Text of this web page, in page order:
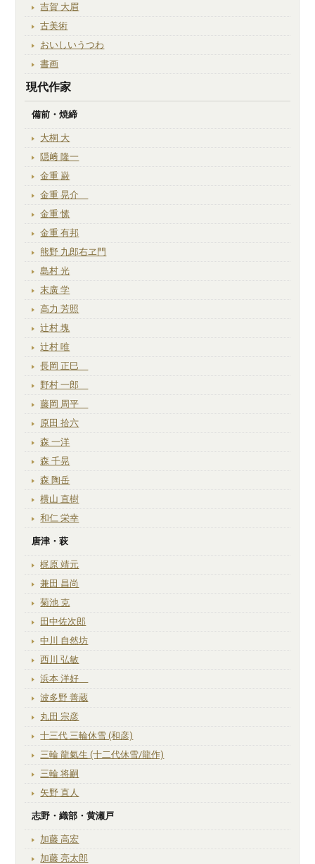
吉賀 大眉
古美術
おいしいうつわ
書画
現代作家
備前・焼締
大桐 大
隠﨑 隆一
金重 巌
金重 晃介
金重 愫
金重 有邦
熊野 九郎右ヱ門
島村 光
末廣 学
高力 芳照
辻村 塊
辻村 唯
長岡 正巳
野村 一郎
藤岡 周平
原田 拾六
森 一洋
森 千晃
森 陶岳
横山 直樹
和仁 栄幸
唐津・萩
梶原 靖元
兼田 昌尚
菊池 克
田中佐次郎
中川 自然坊
西川 弘敏
浜本 洋好
波多野 善蔵
丸田 宗彦
十三代 三輪休雪 (和彦)
三輪 龍氣生 (十二代休雪/龍作)
三輪 将嗣
矢野 直人
志野・織部・黄瀬戸
加藤 高宏
加藤 亮太郎